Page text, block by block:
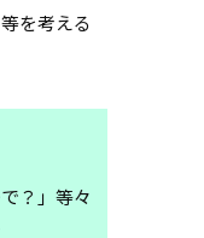
を考える
？」等々